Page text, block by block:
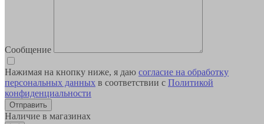
Сообщение
Нажимая на кнопку ниже, я даю согласие на обработку
персональных данных в соответствии с Политикой
конфиденциальности
Наличие в магазинах